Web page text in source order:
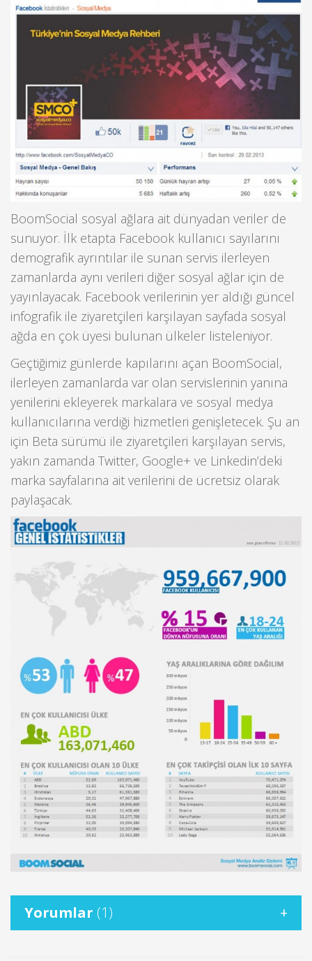
BoomSocial sosyal ağlara ait dünyadan veriler de
sunuyor. İlk etapta Facebook kullanıcı sayılarını
demografik ayrıntılar ile sunan servis ilerleyen
zamanlarda aynı verileri diğer sosyal ağlar için de
yayınlayacak. Facebook verilerinin yer aldığı güncel
infografik ile ziyaretçileri karşılayan sayfada sosyal
ağda en çok üyesi bulunan ülkeler listeleniyor.
Geçtiğimiz günlerde kapılarını açan BoomSocial,
ilerleyen zamanlarda var olan servislerinin yanına
yenilerini ekleyerek markalara ve sosyal medya
kullanıcılarına verdiği hizmetleri genişletecek. Şu an
için Beta sürümü ile ziyaretçileri karşılayan servis,
yakın zamanda Twitter, Google+ ve Linkedin’deki
marka sayfalarına ait verilerini de ücretsiz olarak
paylaşacak.
Yorumlar (1)